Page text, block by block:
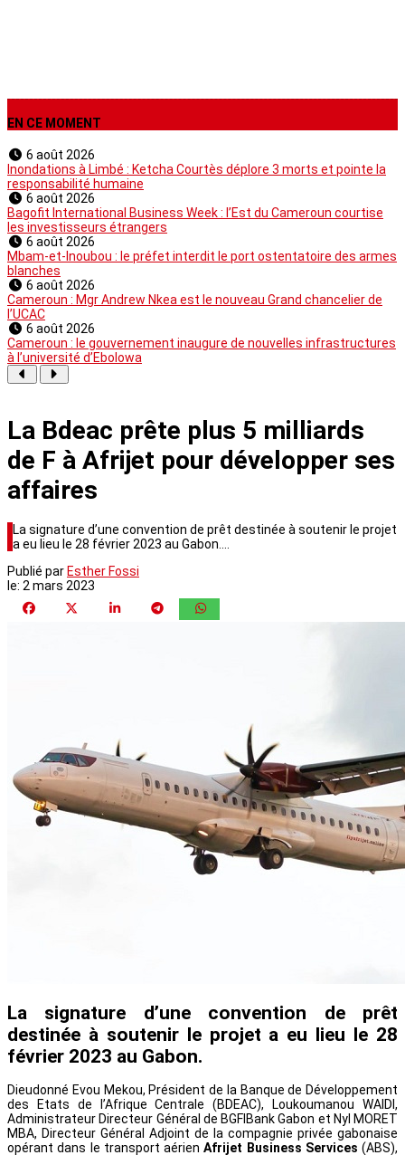
EN CE MOMENT
6 août 2026
Inondations à Limbé : Ketcha Courtès déplore 3 morts et pointe la
responsabilité humaine
6 août 2026
Bagofit International Business Week : l’Est du Cameroun courtise
les investisseurs étrangers
6 août 2026
Mbam-et-Inoubou : le préfet interdit le port ostentatoire des armes
blanches
6 août 2026
Cameroun : Mgr Andrew Nkea est le nouveau Grand chancelier de
l’UCAC
6 août 2026
Cameroun : le gouvernement inaugure de nouvelles infrastructures
à l’université d’Ebolowa
La Bdeac prête plus 5 milliards
de F à Afrijet pour développer ses
affaires
La signature d’une convention de prêt destinée à soutenir le projet
a eu lieu le 28 février 2023 au Gabon.…
Publié parEsther Fossi
le: 2 mars 2023
La signature d’une convention de prêt
destinée à soutenir le projet a eu lieu le 28
février 2023 au Gabon.
Dieudonné Evou Mekou, Président de la Banque de Développement
des Etats de l’Afrique Centrale (BDEAC), Loukoumanou WAIDI,
Administrateur Directeur Général de BGFIBank Gabon et Nyl MORET
MBA, Directeur Général Adjoint de la compagnie privée gabonaise
opérant dans le transport aérienAfrijet Business Services (ABS),